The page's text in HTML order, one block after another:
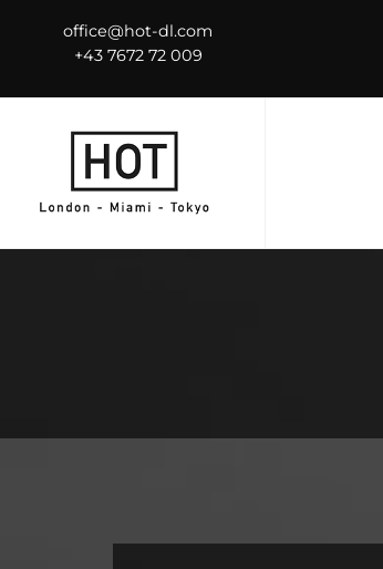
office@hot-dl.com
+43 7672 72 009